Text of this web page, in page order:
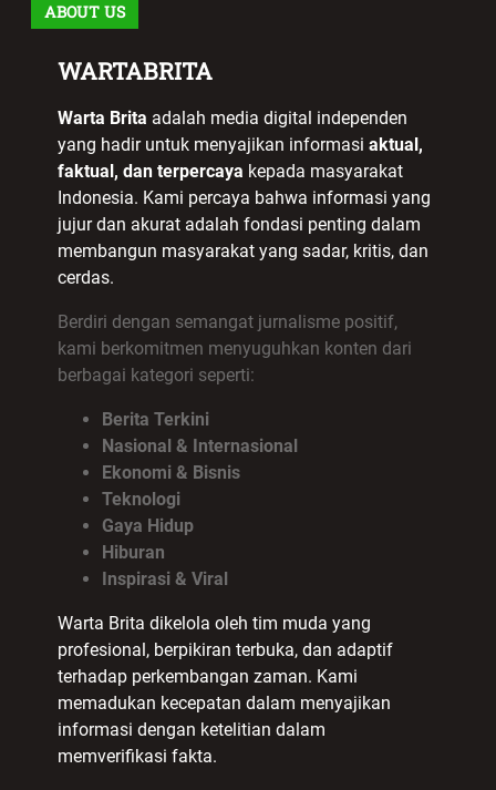
ABOUT US
WARTABRITA
Warta Brita adalah media digital independen
yang hadir untuk menyajikan informasi aktual,
faktual, dan terpercaya kepada masyarakat
Indonesia. Kami percaya bahwa informasi yang
jujur dan akurat adalah fondasi penting dalam
membangun masyarakat yang sadar, kritis, dan
cerdas.
Berdiri dengan semangat jurnalisme positif,
kami berkomitmen menyuguhkan konten dari
berbagai kategori seperti:
Berita Terkini
Nasional & Internasional
Ekonomi & Bisnis
Teknologi
Gaya Hidup
Hiburan
Inspirasi & Viral
Warta Brita dikelola oleh tim muda yang
profesional, berpikiran terbuka, dan adaptif
terhadap perkembangan zaman. Kami
memadukan kecepatan dalam menyajikan
informasi dengan ketelitian dalam
memverifikasi fakta.